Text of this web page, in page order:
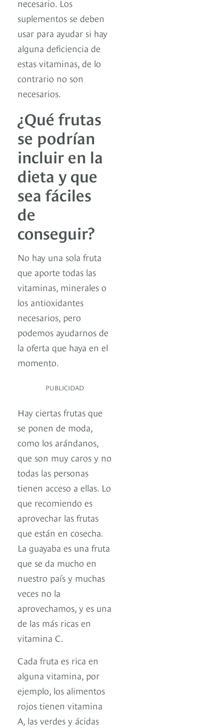
necesario. Los
suplementos se deben
usar para ayudar si hay
alguna deficiencia de
estas vitaminas, de lo
contrario no son
necesarios.
¿Qué frutas
se podrían
incluir en la
dieta y que
sea fáciles
de
conseguir?
No hay una sola fruta
que aporte todas las
vitaminas, minerales o
los antioxidantes
necesarios, pero
podemos ayudarnos de
la oferta que haya en el
momento.
PUBLICIDAD
Hay ciertas frutas que
se ponen de moda,
como los arándanos,
que son muy caros y no
todas las personas
tienen acceso a ellas. Lo
que recomiendo es
aprovechar las frutas
que están en cosecha.
La guayaba es una fruta
que se da mucho en
nuestro país y muchas
veces no la
aprovechamos, y es una
de las más ricas en
vitamina C.
Cada fruta es rica en
alguna vitamina, por
ejemplo, los alimentos
rojos tienen vitamina
A, las verdes y ácidas